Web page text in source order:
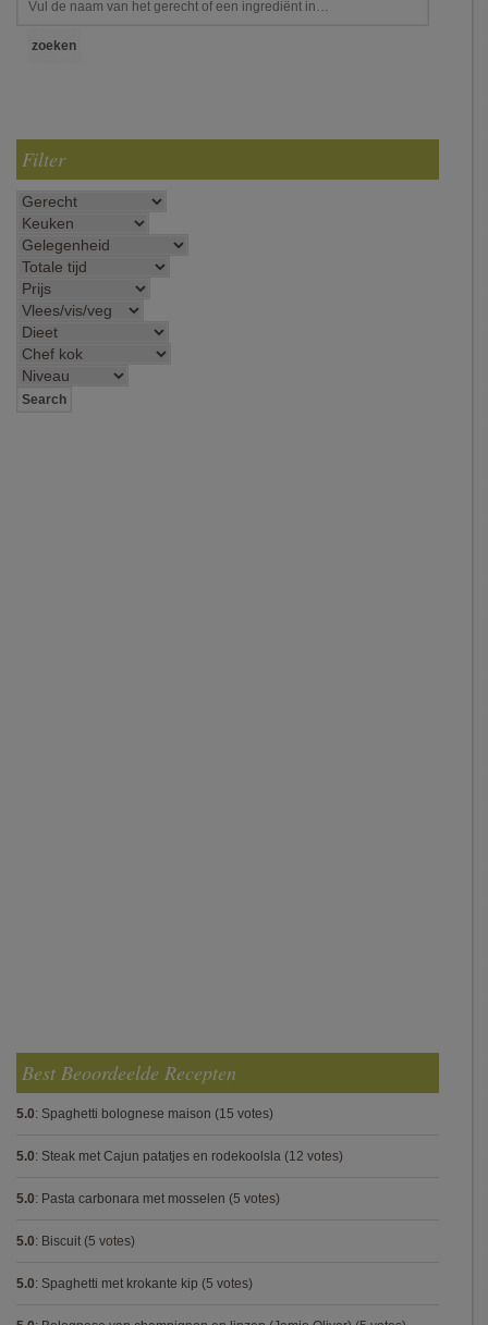
Filter
Best Beoordeelde Recepten
5.0: Spaghetti bolognese maison (15 votes)
5.0: Steak met Cajun patatjes en rodekoolsla (12 votes)
5.0: Pasta carbonara met mosselen (5 votes)
5.0: Biscuit (5 votes)
5.0: Spaghetti met krokante kip (5 votes)